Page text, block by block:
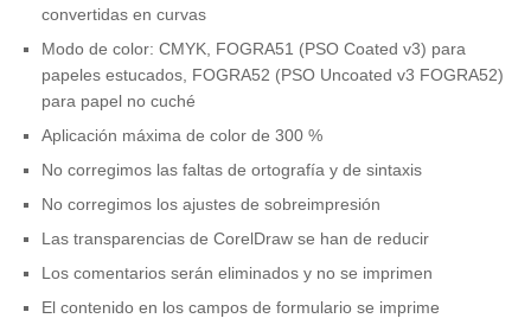
convertidas en curvas
Modo de color: CMYK, FOGRA51 (PSO Coated v3) para
papeles estucados, FOGRA52 (PSO Uncoated v3 FOGRA52)
para papel no cuché
Aplicación máxima de color de 300 %
No corregimos las faltas de ortografía y de sintaxis
No corregimos los ajustes de sobreimpresión
Las transparencias de CorelDraw se han de reducir
Los comentarios serán eliminados y no se imprimen
El contenido en los campos de formulario se imprime